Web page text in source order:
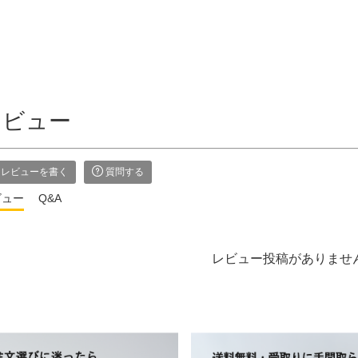
ュー
ビューを書く 質問する
ー Q&A
レビュー投稿がありませ